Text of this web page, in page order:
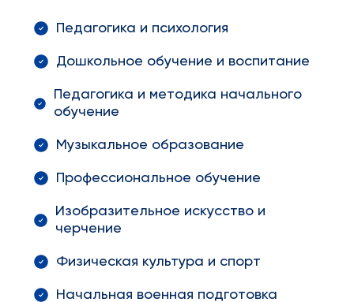
Педагогика и психология
Дошкольное обучение и воспитание
Педагогика и методика начального
обучение
Музыкальное образование
Профессиональное обучение
Изобразительное искусство и
черчение
Физическая культура и спорт
Начальная военная подготовка